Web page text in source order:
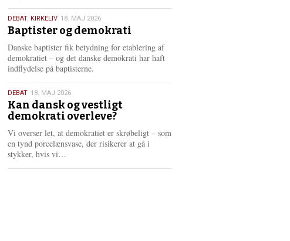
18.
maj
2026
DEBAT, KIRKELIV 18. MAJ 2026
Baptister og demokrati
Danske baptister fik betydning for etablering af
demokratiet – og det danske demokrati har haft
indflydelse på baptisterne.
18.
maj
2026
DEBAT 18. MAJ 2026
Kan dansk og vestligt
demokrati overleve?
Vi overser let, at demokratiet er skrøbeligt – som
en tynd porcelænsvase, der risikerer at gå i
stykker, hvis vi…